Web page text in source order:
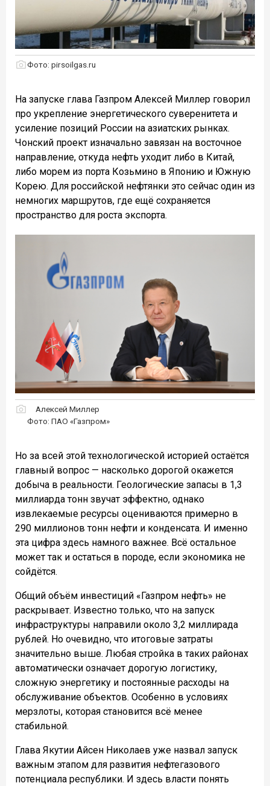
Фото: pirsoilgas.ru
На запуске глава Газпром Алексей Миллер говорил
про укрепление энергетического суверенитета и
усиление позиций России на азиатских рынках.
Чонский проект изначально завязан на восточное
направление, откуда нефть уходит либо в Китай,
либо морем из порта Козьмино в Японию и Южную
Корею. Для российской нефтянки это сейчас один из
немногих маршрутов, где ещё сохраняется
пространство для роста экспорта.
Алексей Миллер
Фото: ПАО «Газпром»
Но за всей этой технологической историей остаётся
главный вопрос — насколько дорогой окажется
добыча в реальности. Геологические запасы в 1,3
миллиарда тонн звучат эффектно, однако
извлекаемые ресурсы оцениваются примерно в
290 миллионов тонн нефти и конденсата. И именно
эта цифра здесь намного важнее. Всё остальное
может так и остаться в породе, если экономика не
сойдётся.
Общий объём инвестиций «Газпром нефть» не
раскрывает. Известно только, что на запуск
инфраструктуры направили около 3,2 миллирада
рублей. Но очевидно, что итоговые затраты
значительно выше. Любая стройка в таких районах
автоматически означает дорогую логистику,
сложную энергетику и постоянные расходы на
обслуживание объектов. Особенно в условиях
мерзлоты, которая становится всё менее
стабильной.
Глава Якутии Айсен Николаев уже назвал запуск
важным этапом для развития нефтегазового
потенциала республики. И здесь власти понять